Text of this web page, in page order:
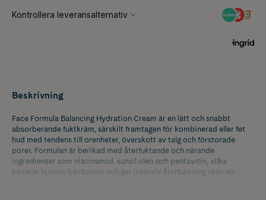
Beskrivning
Face Formula Balancing Hydration Cream är en lätt och snabbt
absorberande fuktkräm, särskilt framtagen för kombinerad eller fet
hud med tendens till orenheter, överskott av talg och förstorade
porer. Formulan är berikad med återfuktande och närande
ingredienser som niacinamid, sunsil oleo och pentavitin, vilka
bevarar hudens fuktbalans och ger intensiv återfuktning utan att